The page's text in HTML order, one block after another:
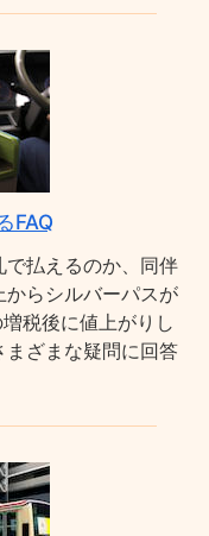
FAQ
払えるのか、同伴
らシルバーパスが
税後に値上がりし
ざまな疑問に回答